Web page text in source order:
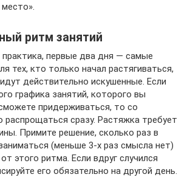
ритм занятий
первые два дня — самые
тех, кто только начал растягиваться,
действительно искушенные. Если
графика занятий, которого вы
придерживаться, то со
сразу. Растяжка требует
Примите решение, сколько раз в
(меньше 3-х раз смысла нет)
этого ритма. Если вдруг случился
его обязательно на другой день.